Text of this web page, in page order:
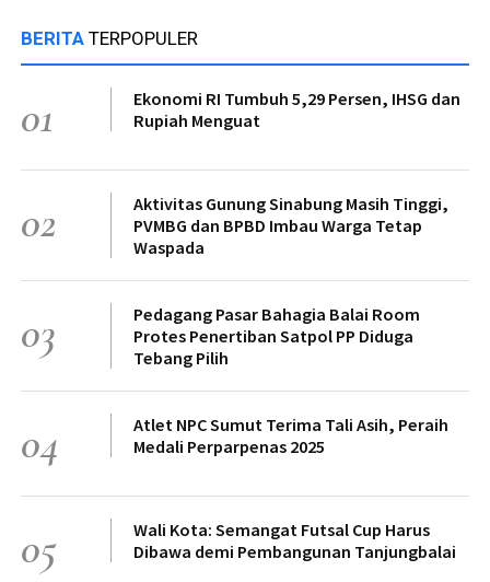
BERITA TERPOPULER
01
Ekonomi RI Tumbuh 5,29 Persen, IHSG dan
Rupiah Menguat
02
Aktivitas Gunung Sinabung Masih Tinggi,
PVMBG dan BPBD Imbau Warga Tetap
Waspada
03
Pedagang Pasar Bahagia Balai Room
Protes Penertiban Satpol PP Diduga
Tebang Pilih
04
Atlet NPC Sumut Terima Tali Asih, Peraih
Medali Perparpenas 2025
05
Wali Kota: Semangat Futsal Cup Harus
Dibawa demi Pembangunan Tanjungbalai